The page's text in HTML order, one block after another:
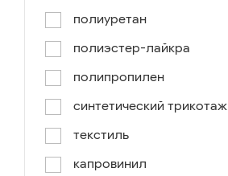
полиуретан
полиэстер-лайкра
полипропилен
синтетический трикотаж
текстиль
капровинил